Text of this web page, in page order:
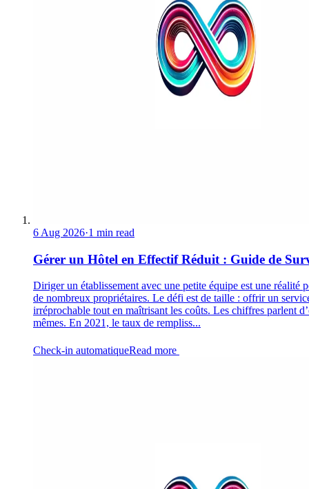
6 Aug 2026·1 min read
Gérer un Hôtel en Effectif Réduit : Guide de
Diriger un établissement avec une petite équipe est une réalité
de nombreux propriétaires. Le défi est de taille : offrir un
irréprochable tout en maîtrisant les coûts. Les chiffres parlent
mêmes. En 2021, le taux de rempliss...
Check-in automatiqueRead more